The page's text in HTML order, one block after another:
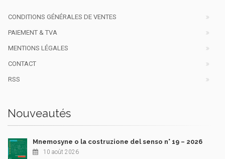
CONDITIONS GÉNÉRALES DE VENTES
PAIEMENT & TVA
MENTIONS LÉGALES
CONTACT
RSS
Nouveautés
Mnemosyne o la costruzione del senso n° 19 – 2026
10 août 2026